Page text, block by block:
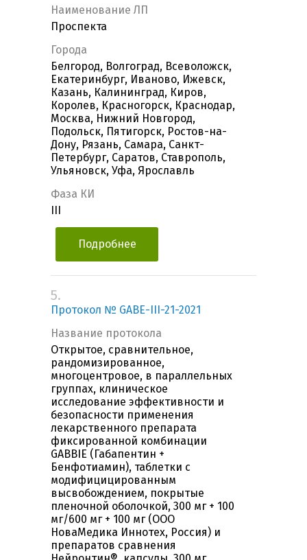
Наименование ЛП
Проспекта
Города
Белгород, Волгоград, Всеволожск,
Екатеринбург, Иваново, Ижевск,
Казань, Калининград, Киров,
Королев, Красногорск, Краснодар,
Москва, Нижний Новгород,
Подольск, Пятигорск, Ростов-на-
Дону, Рязань, Самара, Санкт-
Петербург, Саратов, Ставрополь,
Ульяновск, Уфа, Ярославль
Фаза КИ
Подробнее
5.
Протокол № GABE-III-21-2021
Название протокола
Открытое, сравнительное,
рандомизированное,
многоцентровое, в параллельных
группах, клиническое
исследование эффективности и
безопасности применения
лекарственного препарата
фиксированной комбинации
GABBIE (Габапентин +
Бенфотиамин), таблетки с
модифицицированным
высвобождением, покрытые
пленочной оболочкой, 300 мг + 100
мг/600 мг + 100 мг (ООО
НоваМедика Иннотех, Россия) и
препаратов сравнения